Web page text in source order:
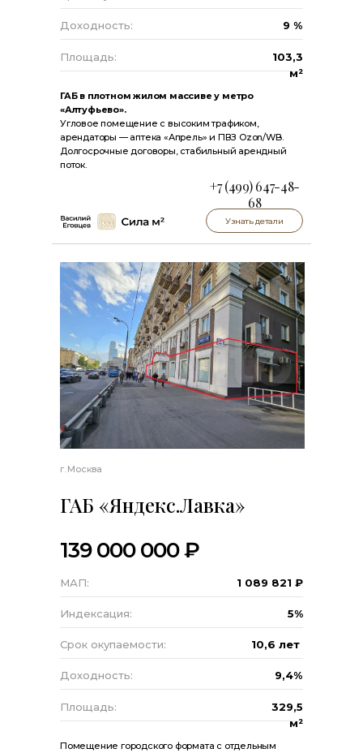
Узнать детали
9 %
Доходность:
103,3
м²
Площадь:
ГАБ в плотном жилом массиве у метро
«Алтуфьево».
Угловое помещение с высоким трафиком,
арендаторы — аптека «Апрель» и ПВЗ Ozon/WB.
Долгосрочные договоры, стабильный арендный
поток.
+7 (499) 647-48-
68
9,4%
Доходность:
10,6 лет
Срок окупаемости:
5%
Индексация:
ГАБ «Яндекс.Лавка»
329,5
м²
Площадь:
г. Москва
МАП: 1 089 821 ₽
Помещение городского формата с отдельным
139 000 000 ₽